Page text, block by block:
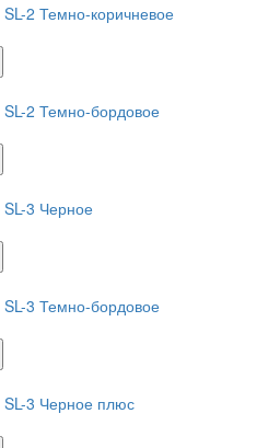
2 Темно-коричневое
2 Темно-бордовое
3 Черное
3 Темно-бордовое
3 Черное плюс